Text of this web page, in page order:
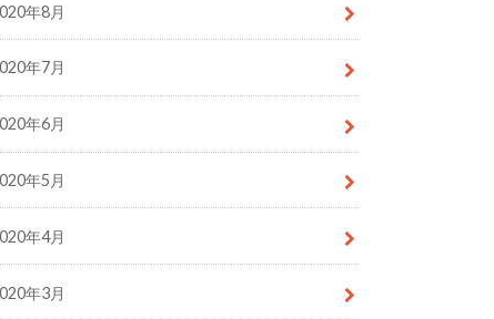
年8月
年7月
年6月
年5月
年4月
年3月